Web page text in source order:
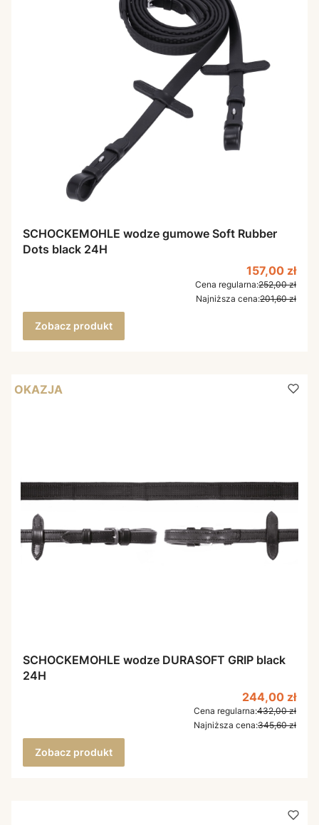
SCHOCKEMOHLE wodze gumowe Soft Rubber
Dots black 24H
Cena
157,00 zł
Cena regularna:252,00 zł
Najniższa cena:201,60 zł
Zobacz produkt
OKAZJA
SCHOCKEMOHLE wodze DURASOFT GRIP black
24H
Cena
244,00 zł
Cena regularna:432,00 zł
Najniższa cena:345,60 zł
Zobacz produkt